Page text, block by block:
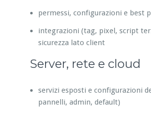
permessi, configurazioni e best
integrazioni (tag, pixel, script
sicurezza lato client
Server, rete e cloud
servizi esposti e configurazioni
pannelli, admin, default)